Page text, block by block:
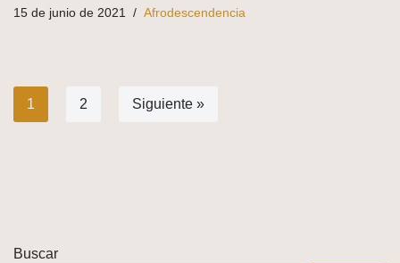
15 de junio de 2021 Afrodescendencia
1 2 Siguiente »
Buscar